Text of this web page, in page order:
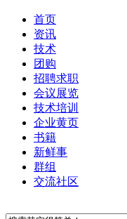
首页
资讯
技术
团购
招聘求职
会议展览
技术培训
企业黄页
书籍
新鲜事
群组
交流社区